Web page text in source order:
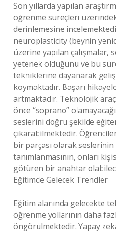
Son yıllarda yapılan
öğrenme süreçleri
derinlemesine
neuroplasticity (beynin
üzerine yapılan çalışmalar,
yetenek olduğunu ve bu
tekniklerine dayanarak
koymaktadır. Başarı
artmaktadır. Teknolojik
önce “soprano”
seslerini doğru şekilde
çıkarabilmektedir.
bir parçası olarak
tanımlanmasının, onları
götüren bir anahtar
Eğitimde Gelecek Trendler
Eğitim alanında gelecekte
öğrenme yollarının daha
öngörülmektedir. Yapay